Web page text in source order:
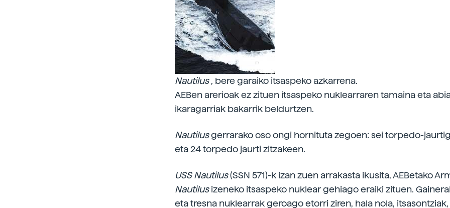
Nautilus, bere garaiko itsaspeko azkarrena.
AEBen arerioak ez zituen itsaspeko nuklearraren tamaina eta
ikaragarriak bakarrik beldurtzen.
Nautilusgerrarako oso ongi hornituta zegoen: sei torpedo-
eta 24 torpedo jaurti zitzakeen.
USS Nautilus(SSN 571)-k izan zuen arrakasta ikusita, AEBetako
Nautilusizeneko itsaspeko nuklear gehiago eraiki zituen.
eta tresna nuklearrak geroago etorri ziren, hala nola, itsasontziak,